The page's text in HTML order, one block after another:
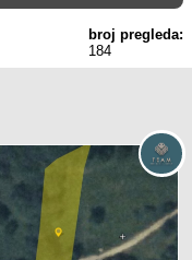
broj pregleda:
184